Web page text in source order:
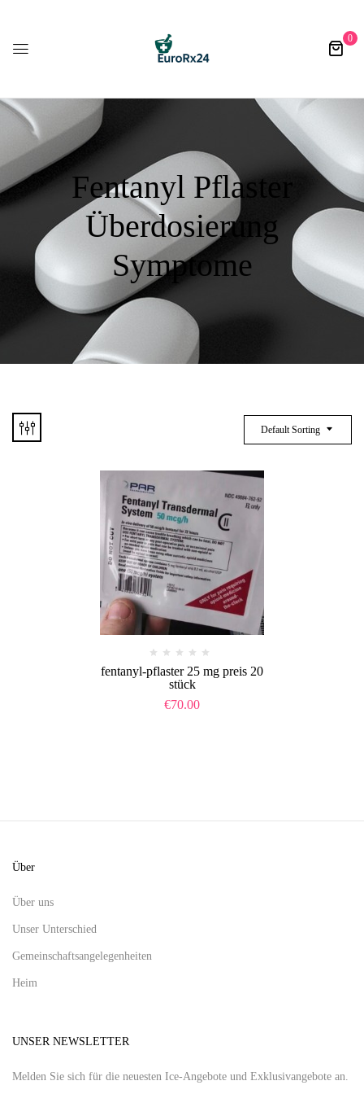
0
Fentanyl Pflaster
Überdosierung
Symptome
Default Sorting
fentanyl-pflaster 25 mg preis 20
stück​
€70.00
Über
Über uns
Unser Unterschied
Gemeinschaftsangelegenheiten
Heim
UNSER NEWSLETTER
Melden Sie sich für die neuesten Ice-Angebote und Exklusivangebote an.